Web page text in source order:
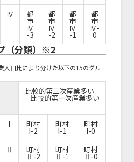
Ⅳ 都
市
Ⅳ
-3
都
市
Ⅳ
-2
都
市
Ⅳ
-1
都
市
Ⅳ-
0
（分類）※2
人口比により分けた以下の15のグル
比較的第三次産業多い
比較的第一次産業多い
I 町村
I-2
町村
I-1
町村
I-0
Ⅱ 町村
Ⅱ-2
町村
Ⅱ-1
町村
Ⅱ-0